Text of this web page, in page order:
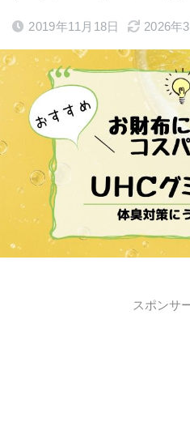
2019年11月18日 2026年
スポンサ